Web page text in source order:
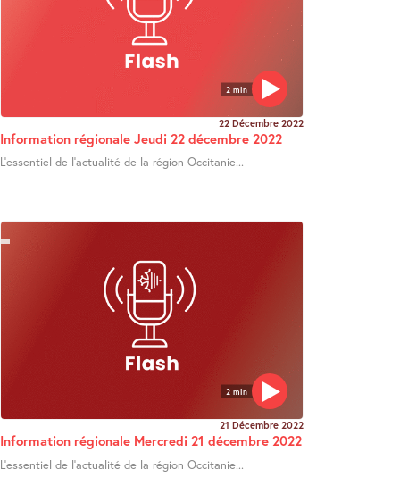
2 min
22 Décembre 2022
Information régionale Jeudi 22 décembre 2022
L’essentiel de l’actualité de la région Occitanie...
2 min
21 Décembre 2022
Information régionale Mercredi 21 décembre 2022
L’essentiel de l’actualité de la région Occitanie...